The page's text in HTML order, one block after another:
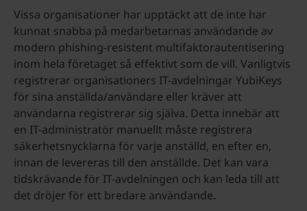
Vissa organisationer har upptäckt att de inte har
kunnat snabba på medarbetarnas användande av
modern phishing-resistent multifaktorautentisering
inom hela företaget så effektivt som de vill. Vanligtvis
registrerar organisationers IT-avdelningar YubiKeys
för sina anställda/användare eller kräver att
användarna registrerar sig själva. Detta innebär att
en IT-administratör manuellt måste registrera
säkerhetsnycklarna för varje anställd, en efter en,
innan de levereras till den anställde. Det kan vara
tidskrävande för IT-avdelningen och kan leda till att
det dröjer för ett bredare användande.